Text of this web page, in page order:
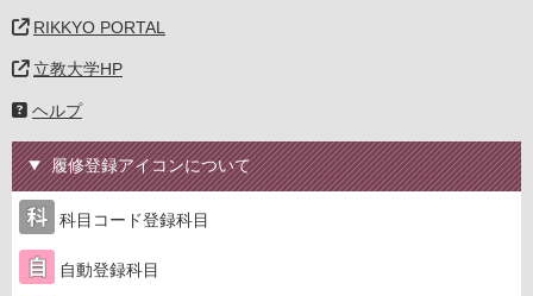
RIKKYO PORTAL
立教大学HP
ヘルプ
履修登録アイコンについて
科目コード登録科目
自動登録科目